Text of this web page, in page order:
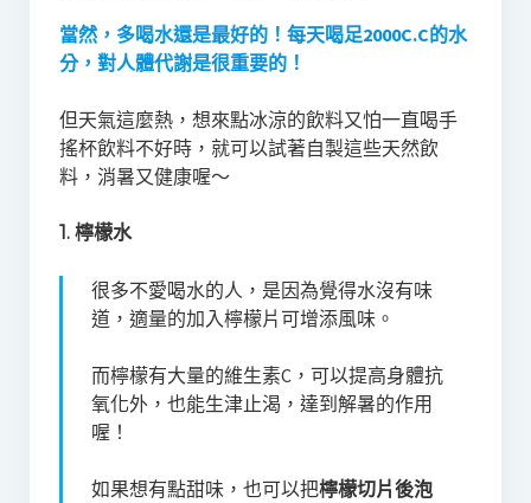
當然，多喝水還是最好的！每天喝足2000C.C的水
分，對人體代謝是很重要的！
但天氣這麼熱，想來點冰涼的飲料又怕一直喝手
搖杯飲料不好時，就可以試著自製這些天然飲
料，消暑又健康喔～
1. 檸檬水
很多不愛喝水的人，是因為覺得水沒有味
道，適量的加入檸檬片可增添風味。
而檸檬有大量的維生素C，可以提高身體抗
氧化外，也能生津止渴，達到解暑的作用
喔！
如果想有點甜味，也可以把檸檬切片後泡